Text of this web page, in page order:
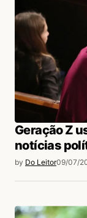
Geração Z
notícias
by Do Leitor09/07/